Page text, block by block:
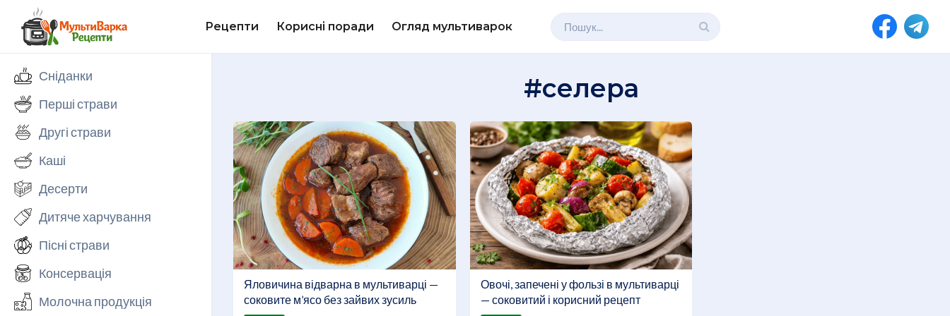
Рецепти Корисні поради Огляд мультиварок
Сніданки
Перші страви
Другі страви
Каші
Десерти
Дитяче харчування
Пісні страви
Консервація
Молочна продукція
#селера
Яловичина відварна в мультиварці —
соковите м’ясо без зайвих зусиль
Овочі, запечені у фользі в мультиварці
— соковитий і корисний рецепт